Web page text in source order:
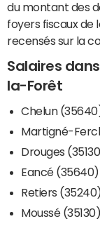
du montant des
foyers fiscaux de
recensés sur la
Salaires
la-Forêt
Chelun
Martigné-
Drouges
Eancé (35640)
Retiers
Moussé (35130)